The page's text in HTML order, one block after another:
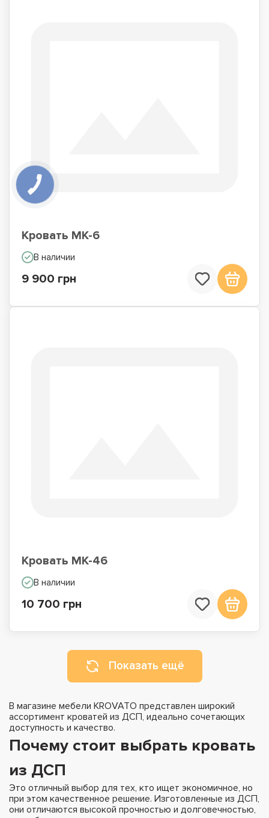
Кровать МК-6
В наличии
9 900 грн
Кровать МК-46
В наличии
10 700 грн
Показать ещё
В магазине мебели KROVATO представлен широкий
ассортимент кроватей из ДСП, идеально сочетающих
доступность и качество.
Почему стоит выбрать кровать
из ДСП
Это отличный выбор для тех, кто ищет экономичное, но
при этом качественное решение. Изготовленные из ДСП,
они отличаются высокой прочностью и долговечностью,